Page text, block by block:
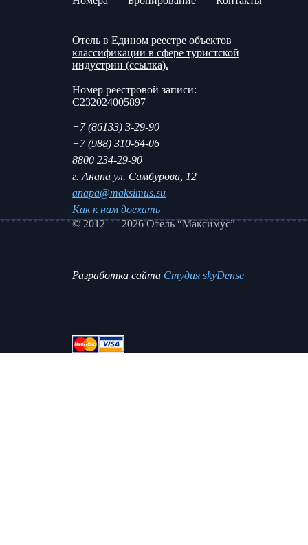
Отель в Едином реестре объектов
классификации в сфере туристской
индустрии (ссылка).
Номер реестровой записи:
С232024005897
+7 (86133) 3-29-90
+7 (988) 310-64-06
8800 234-29-90
г. Анапа ул. Самбурова, 12
anapa@maksimus.su
Как к нам доехать
© 2012 — 2026 Отель “Максимус”
Разработка сайта Студия skyDense